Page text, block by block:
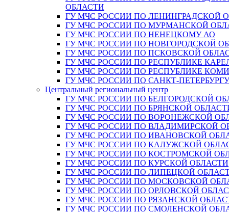
ОБЛАСТИ
ГУ МЧС РОССИИ ПО ЛЕНИНГРАДСКОЙ
ГУ МЧС РОССИИ ПО МУРМАНСКОЙ
ГУ МЧС РОССИИ ПО НЕНЕЦКОМУ АО
ГУ МЧС РОССИИ ПО НОВГОРОДСКОЙ
ГУ МЧС РОССИИ ПО ПСКОВСКОЙ
ГУ МЧС РОССИИ ПО РЕСПУБЛИКЕ
ГУ МЧС РОССИИ ПО РЕСПУБЛИКЕ КОМИ
ГУ МЧС РОССИИ ПО САНКТ-ПЕТЕРБУРГУ
Центральный региональный центр
ГУ МЧС РОССИИ ПО БЕЛГОРОДСКОЙ
ГУ МЧС РОССИИ ПО БРЯНСКОЙ
ГУ МЧС РОССИИ ПО ВОРОНЕЖСКОЙ
ГУ МЧС РОССИИ ПО ВЛАДИМИРСКОЙ
ГУ МЧС РОССИИ ПО ИВАНОВСКОЙ
ГУ МЧС РОССИИ ПО КАЛУЖСКОЙ
ГУ МЧС РОССИИ ПО КОСТРОМСКОЙ
ГУ МЧС РОССИИ ПО КУРСКОЙ ОБЛАСТИ
ГУ МЧС РОССИИ ПО ЛИПЕЦКОЙ
ГУ МЧС РОССИИ ПО МОСКОВСКОЙ
ГУ МЧС РОССИИ ПО ОРЛОВСКОЙ
ГУ МЧС РОССИИ ПО РЯЗАНСКОЙ
ГУ МЧС РОССИИ ПО СМОЛЕНСКОЙ